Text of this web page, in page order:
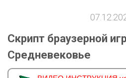
Скрипт браузерной
Средневековье